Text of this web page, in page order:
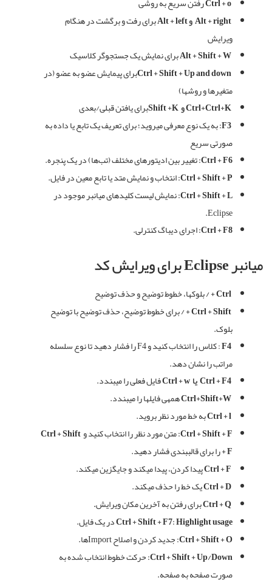
و برایرفتوبرگشتدرهنگام
ویرایش
برای نمایش یک جستجوگر کلاسیک
Ctrl + Shift + Up and downبرایپیمایشعضوبهعضو(در
متغیرهاوروشها)
Ctrl+Ctrl+KوShift +Kبراییافتنقبلی/بعدی
به یک نوع معرفی میروید؛ برای تعریف یک تابع یا داده به
صورتی سریع
Ctrl + F6: تغییر بین ادیتورهای مختلف (تب‌ها) در یک پنجره.
Ctrl + Shift + P: انتخاب و نمایش متد یا تابع معین در فایل.
Ctrl + Shift + L: نمایش لیست کلیدهای میانبر موجود در
Eclipse.
Ctrl + F8: اجرای دیباگ کنترلی.
میانبر برایویرایشکد
بلوکها، خطوط توضیح و حذف توضیح
برای خطوط توضیح، حذف توضیح با توضیح
بلوک.
:کلاس را انتخاب کنید و
را فشار دهید تا نوع سلسله
مراتب را نشان دهد.
یاCtrl + wفایلفعلیرامیبندد.
همهیفایلهارامیبندد.
بهخطموردنظربروید.
Ctrl + Shift + F: متن مورد نظر را انتخاب کنید وCtrl + Shift
+ Fرا برای قالببندی فشار دهید.
پیدا کردن، پیدا میکند و جایگزین میکند.
یکخطراحذفمیکند.
برای رفتن به آخرین مکان ویرایش.
Ctrl + Shift + F7: Highlight usageدر یک فایل.
Ctrl + Shift + O: جدید کردن و اصلاح Import‌ها.
Ctrl + Shift + Up/Down: حرکت خطوط انتخاب شده به
صورت صفحه به صفحه.